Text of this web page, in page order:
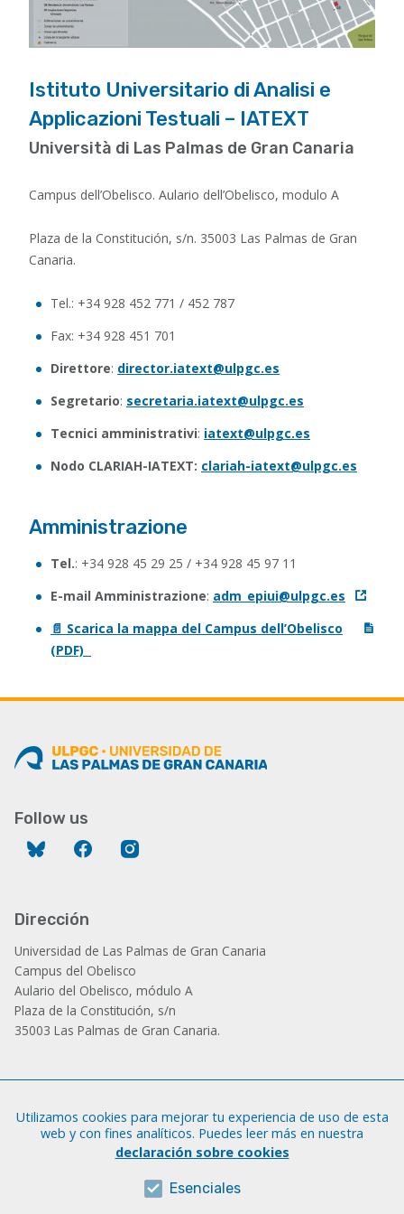
Istituto Universitario di Analisi e
Applicazioni Testuali – IATEXT
Università di Las Palmas de Gran Canaria
Campus dell’Obelisco. Aulario dell’Obelisco, modulo A
Plaza de la Constitución, s/n. 35003 Las Palmas de Gran
Canaria.
Tel.: +34 928 452 771 / 452 787
Fax: +34 928 451 701
Direttore: director.iatext@ulpgc.es
Segretario: secretaria.iatext@ulpgc.es
Tecnici amministrativi: iatext@ulpgc.es
Nodo CLARIAH-IATEXT: clariah-iatext@ulpgc.es
Amministrazione
Tel.: +34 928 45 29 25 / +34 928 45 97 11
E-mail Amministrazione: adm_epiui@ulpgc.es
📄 Scarica la mappa del Campus dell’Obelisco
(PDF)
Follow us
Bluesky Facebook
Dirección
Universidad de Las Palmas de Gran Canaria
Campus del Obelisco
Aulario del Obelisco, módulo A
Plaza de la Constitución, s/n
35003 Las Palmas de Gran Canaria.
Tfno.: +34 928 452 771 / 452 787
Fax: +34 928 451 701
Utilizamos cookies para mejorar tu experiencia de uso de esta
web y con fines analíticos. Puedes leer más en nuestra
declaración sobre cookies
Esenciales